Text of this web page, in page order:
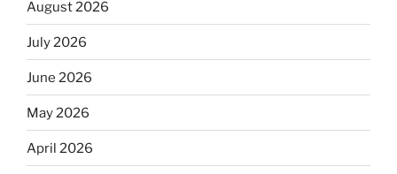
August 2026
July 2026
June 2026
May 2026
April 2026